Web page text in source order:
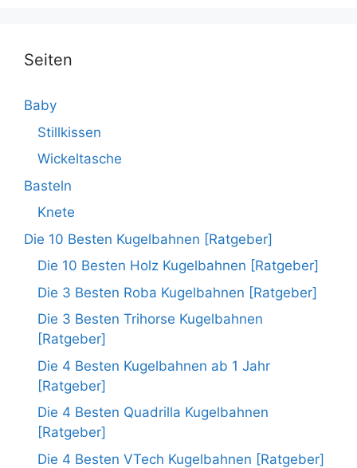
Seiten
Baby
Stillkissen
Wickeltasche
Basteln
Knete
Die 10 Besten Kugelbahnen [Ratgeber]
Die 10 Besten Holz Kugelbahnen [Ratgeber]
Die 3 Besten Roba Kugelbahnen [Ratgeber]
Die 3 Besten Trihorse Kugelbahnen
[Ratgeber]
Die 4 Besten Kugelbahnen ab 1 Jahr
[Ratgeber]
Die 4 Besten Quadrilla Kugelbahnen
[Ratgeber]
Die 4 Besten VTech Kugelbahnen [Ratgeber]